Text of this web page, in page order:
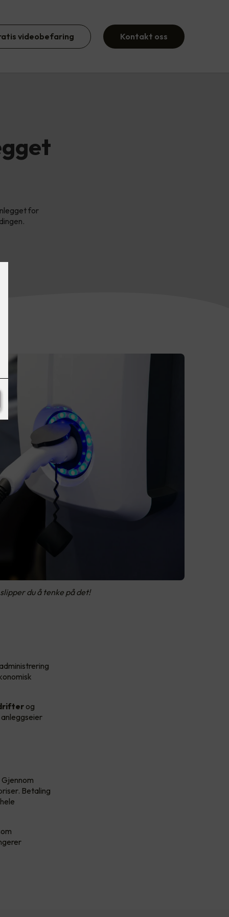
videobefaring Kontakt oss
for
du å tenke på det!
og
Gjennom
Betaling